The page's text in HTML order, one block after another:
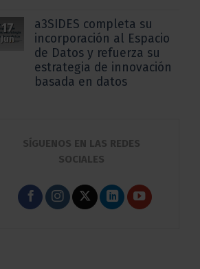
17
Jun
a3SIDES completa su
incorporación al Espacio
de Datos y refuerza su
estrategia de innovación
basada en datos
SÍGUENOS EN LAS REDES
SOCIALES